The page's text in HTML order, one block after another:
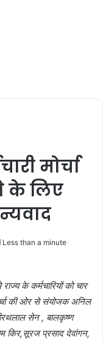
मोर्चा
के लिए
Less than a minute
के कर्मचारियों को चार
की ओर से संयोजक अनिल
सेन , बालकृष्ण
किर,सूरज प्रसाद देवांगन,